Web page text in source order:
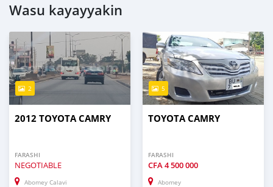
Wasu kayayyakin
2
2012 TOYOTA CAMRY
FARASHI
NEGOTIABLE
Abomey Calavi
5
TOYOTA CAMRY
FARASHI
CFA4 500 000
Abomey